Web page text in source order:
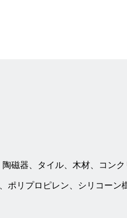
磁器、タイル、木材、コン
ポリプロピレン、シリコーン